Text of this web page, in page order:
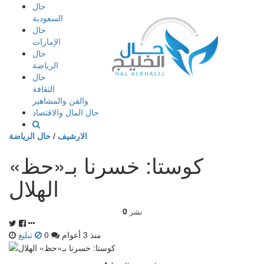
إذهب
المحتوى
حال
السعودية
حال
الإمارات
حال
الرياضة
حال
الثقافة
والفن والمشاهير
حال المال والاقتصاد
الارشيف / حال الرياضة
كوستا: خسرنا بـ«حظ»
الهلال
0 نشر
منذ 3 أعوام تبليغ